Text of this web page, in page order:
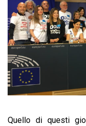
Quello di questi